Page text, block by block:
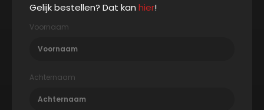
Gelijk bestellen? Dat kan hier!
Voornaam
Achternaam